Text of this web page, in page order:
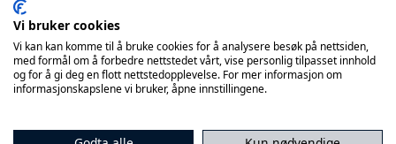
Kamper Bergen Håndball
Vi bruker cookies
Vi kan kan komme til å bruke cookies for å analysere besøk på nettsiden,
med formål om å forbedre nettstedet vårt, vise personlig tilpasset innhold
og for å gi deg en flott nettstedopplevelse. For mer informasjon om
informasjonskapslene vi bruker, åpne innstillingene.